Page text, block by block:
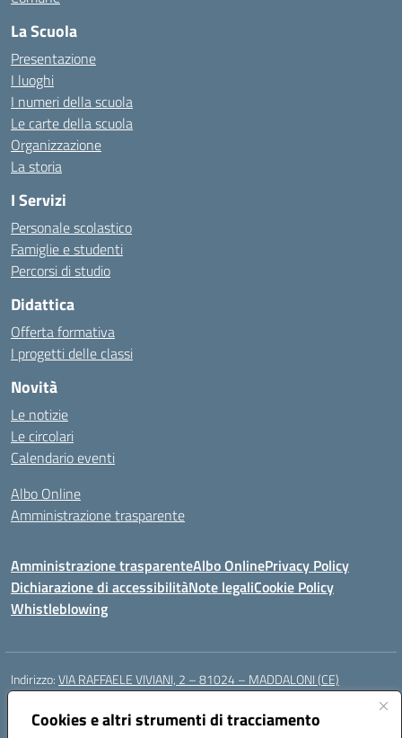
Cookies e altri strumenti di tracciamento
La Scuola
Presentazione
I luoghi
I numeri della scuola
Le carte della scuola
Organizzazione
La storia
I Servizi
Personale scolastico
Famiglie e studenti
Percorsi di studio
Didattica
Offerta formativa
I progetti delle classi
Novità
Le notizie
Le circolari
Calendario eventi
Albo Online
Amministrazione trasparente
Amministrazione trasparenteAlbo OnlinePrivacy Policy
Dichiarazione di accessibilitàNote legaliCookie Policy
Whistleblowing
Indirizzo:VIA RAFFAELE VIVIANI, 2 – 81024 – MADDALONI (CE)
Centralino:
Posta elettronica certificata (PEC):ceic8av00r@pec.istruzione.it